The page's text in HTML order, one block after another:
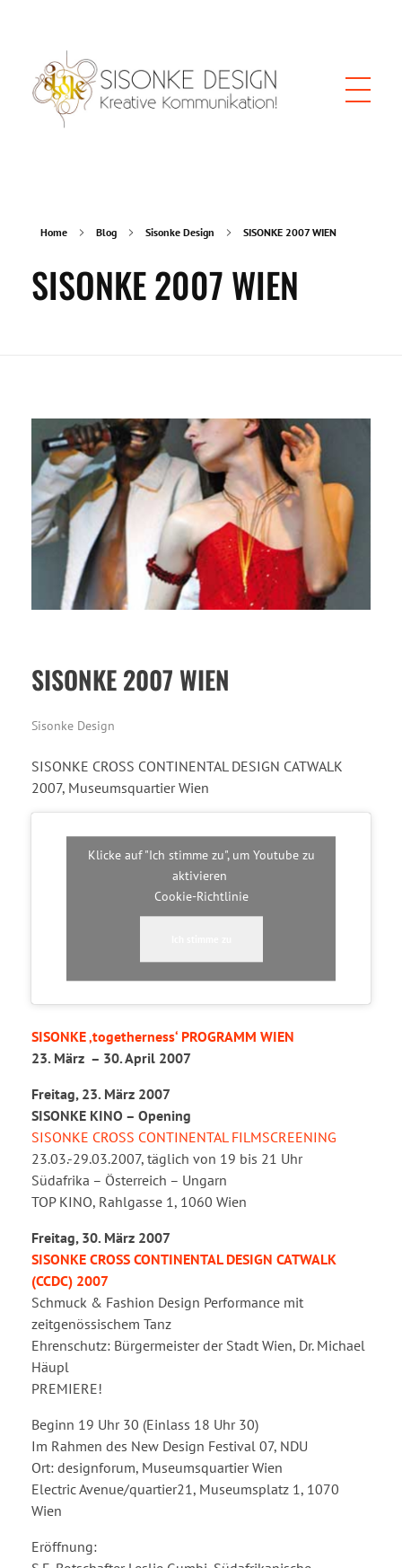
Home Blog Sisonke Design SISONKE 2007 WIEN
SISONKE 2007 WIEN
SISONKE 2007 WIEN
Sisonke Design
SISONKE CROSS CONTINENTAL DESIGN CATWALK
2007, Museumsquartier Wien
Klicke auf "Ich stimme zu", um Youtube zu
aktivieren
Cookie-Richtlinie
SISONKE ‚togetherness‘ PROGRAMM WIEN
23. März – 30. April 2007
Freitag, 23. März 2007
SISONKE KINO – Opening
SISONKE CROSS CONTINENTAL FILMSCREENING
23.03.-29.03.2007, täglich von 19 bis 21 Uhr
Südafrika – Österreich – Ungarn
TOP KINO, Rahlgasse 1, 1060 Wien
Freitag, 30. März 2007
SISONKE CROSS CONTINENTAL DESIGN CATWALK
(CCDC) 2007
Schmuck & Fashion Design Performance mit
zeitgenössischem Tanz
Ehrenschutz: Bürgermeister der Stadt Wien, Dr. Michael
Häupl
PREMIERE!
Beginn 19 Uhr 30 (Einlass 18 Uhr 30)
Im Rahmen des New Design Festival 07, NDU
Ort: designforum, Museumsquartier Wien
Electric Avenue/quartier21, Museumsplatz 1, 1070
Wien
Eröffnung: